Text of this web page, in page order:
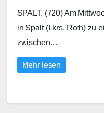
SPALT. (720) Am
in Spalt (Lkrs. Roth) zu
zwischen…
Mehr lesen